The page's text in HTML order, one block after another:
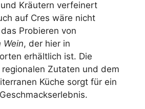
Kräutern verfeinert
auf Cres wäre nicht
Probieren von
Wein, der hier in
erhältlich ist. Die
Zutaten und dem
Küche sorgt für ein